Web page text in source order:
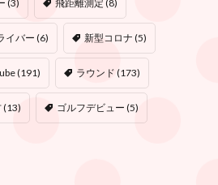
(3) 飛距離測定 (8)
イバー (6) 新型コロナ (5)
(191) ラウンド (173)
(13) ゴルフデビュー (5)